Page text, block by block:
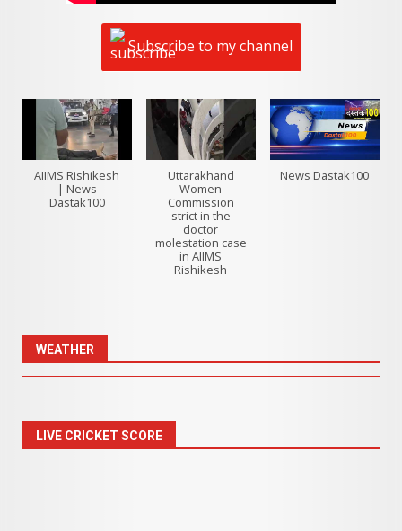
Subscribe to my channel
AIIMS Rishikesh
| News
Dastak100
Uttarakhand
Women
Commission
strict in the
doctor
molestation case
in AIIMS
Rishikesh
News Dastak100
WEATHER
LIVE CRICKET SCORE